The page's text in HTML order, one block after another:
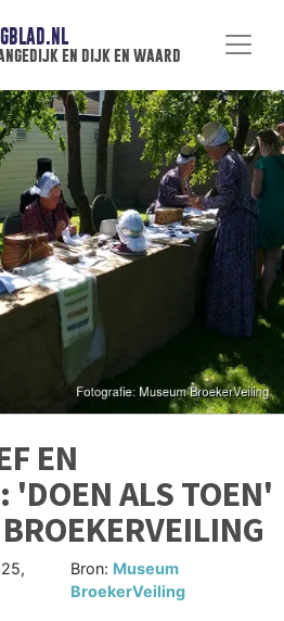
en dijk en waard
EN
'DOEN ALS TOEN'
Bron: Museum
BroekerVeiling